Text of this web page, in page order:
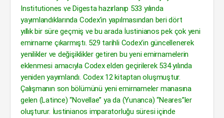
Institutiones ve Digesta hazırlanıp 533 yılında
yayımlandıklarında Codex’in yapılmasından beri dört
yıllık bir süre geçmiş ve bu arada İustinianos pek çok yeni
emirname çıkarmıştı. 529 tarihli Codex’in güncellenerek
yenilikler ve değişiklikler getiren bu yeni emirnamelerin
eklenmesi amacıyla Codex elden geçirilerek 534 yılında
yeniden yayımlandı. Codex 12 kitaptan oluşmuştur.
Çalışmanın son bölümünü yeni emirnameler manasına
gelen (Latince) “Novellae” ya da (Yunanca) “Neares”ler
oluşturur. İustinianos imparatorluğu süresi içinde